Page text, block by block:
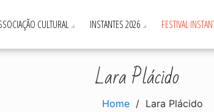
CULTURAL INSTANTES 2026 FESTIVAL
Lara Plácido
Home Lara Plácido